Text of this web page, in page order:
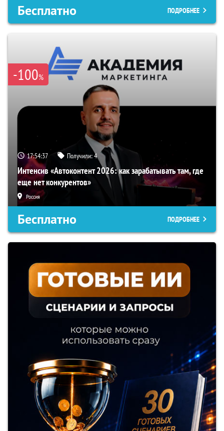
Бесплатно ПОДРОБНЕЕ
-100%
17:54:36 Получили:4
Интенсив «Автоконтент 2026: как зарабатывать там, где
еще нет конкурентов»
Россия
Бесплатно ПОДРОБНЕЕ